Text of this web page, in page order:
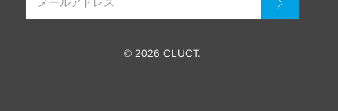
© 2026 CLUCT.